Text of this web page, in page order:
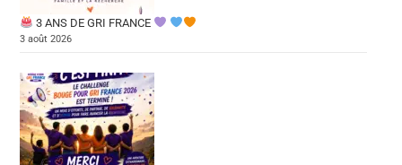
3 ANS DE GRI FRANCE
3 août 2026